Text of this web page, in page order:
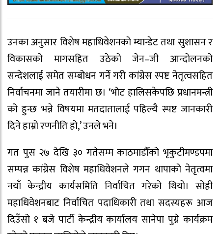
उनका अनुसार विशेष महाधिवेशनको म्यान्डेट तथा सुशासन र
विकासको मागसहित उठेको जेन–जी आन्दोलनको
सन्देशलाई समेत सम्बोधन गर्ने गरी कांग्रेस स्पष्ट नेतृत्वसहित
निर्वाचनमा जाने तयारीमा छ। ‘भोट हालिसकेपछि प्रधानमन्त्री
को हुन्छ भन्ने विषयमा मतदातालाई पहिल्यै स्पष्ट जानकारी
दिने हाम्रो रणनीति हो,’ उनले भने।
गत पुस २७ देखि ३० गतेसम्म काठमाडौँको भृकुटीमण्डपमा
सम्पन्न कांग्रेस विशेष महाधिवेशनले गगन थापाको नेतृत्वमा
नयाँ केन्द्रीय कार्यसमिति निर्वाचित गरेको थियो। सोही
महाधिवेशनबाट निर्वाचित पदाधिकारी तथा सदस्यहरू आज
दिउँसो १ बजे पार्टी केन्द्रीय कार्यालय सानेपा पुग्ने कार्यक्रम